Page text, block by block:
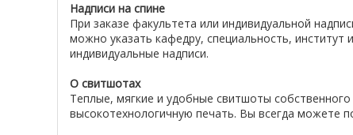
Надписи на спине
При заказе факультета или индивидуальной
можно указать кафедру, специальность, институт
индивидуальные надписи.
О свитшотах
Теплые, мягкие и удобные свитшоты
высокотехнологичную печать. Вы всегда можете